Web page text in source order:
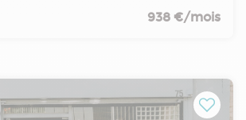
938 €/mois